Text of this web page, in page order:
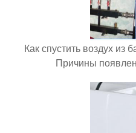
Как спустить воздух из
Причины